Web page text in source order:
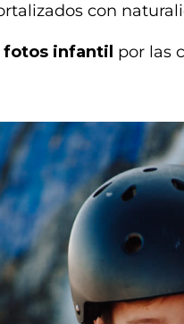
con
fotos infantil por las